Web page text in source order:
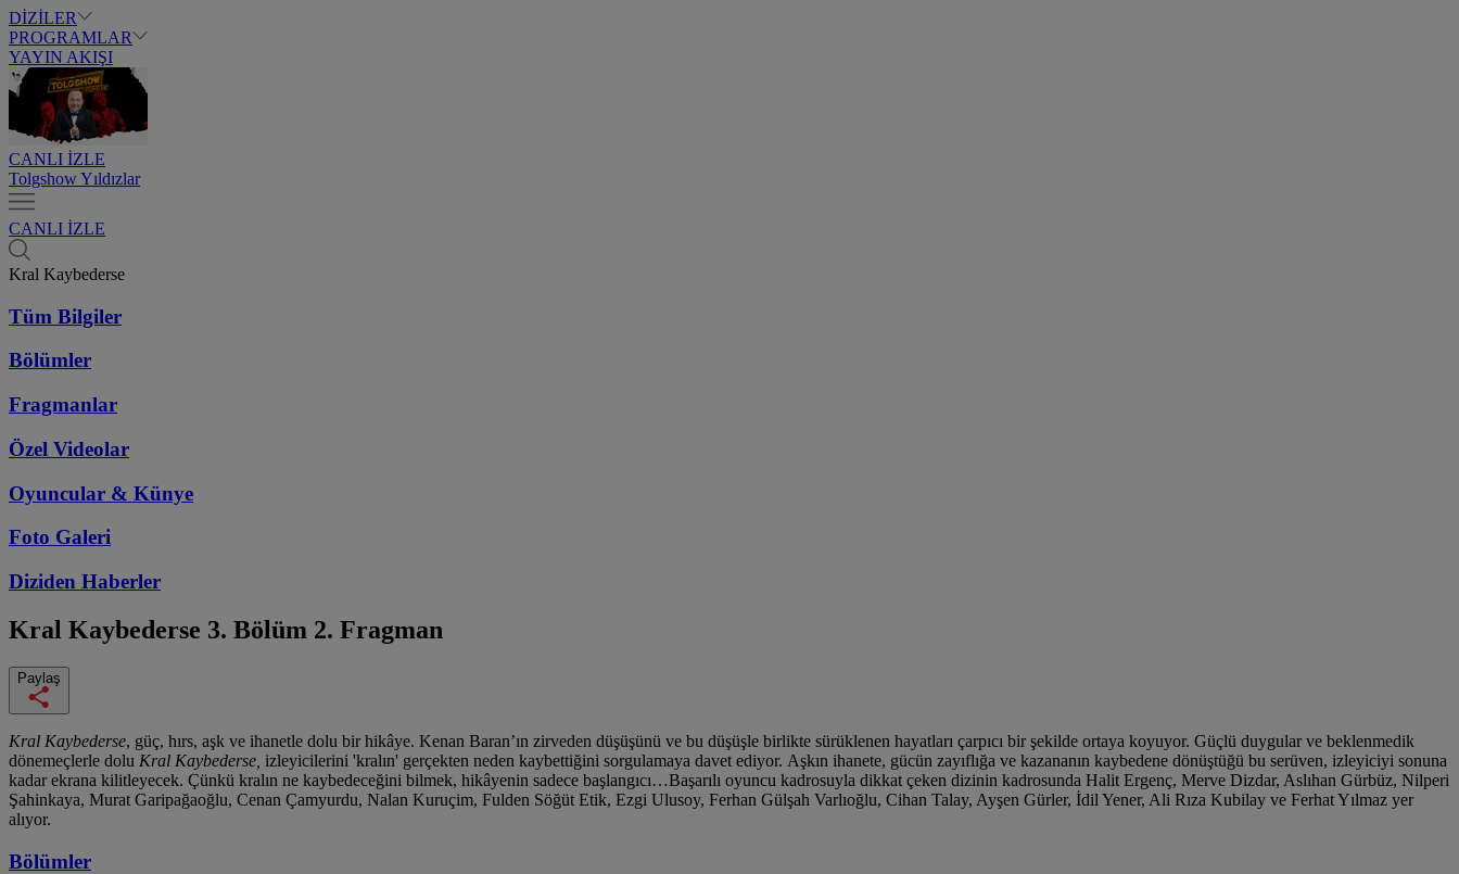
DİZİLER
PROGRAMLAR
YAYIN AKIŞI
CANLI İZLE
Tolgshow Yıldızlar
CANLI İZLE
Kral Kaybederse
Tüm Bilgiler
Bölümler
Fragmanlar
Özel Videolar
Oyuncular & Künye
Foto Galeri
Diziden Haberler
Kral Kaybederse 3. Bölüm 2. Fragman
Paylaş
Kral Kaybederse, güç, hırs, aşk ve ihanetle dolu bir hikâye. Kenan Baran’ın zirveden düşüşünü ve bu düşüşle birlikte sürüklenen hayatları çarpıcı bir şekilde ortaya koyuyor. Güçlü duygular ve beklenmedik
dönemeçlerle dolu Kral Kaybederse, izleyicilerini 'kralın' gerçekten neden kaybettiğini sorgulamaya davet ediyor. Aşkın ihanete, gücün zayıflığa ve kazananın kaybedene dönüştüğü bu serüven, izleyiciyi sonuna
kadar ekrana kilitleyecek. Çünkü kralın ne kaybedeceğini bilmek, hikâyenin sadece başlangıcı…Başarılı oyuncu kadrosuyla dikkat çeken dizinin kadrosunda Halit Ergenç, Merve Dizdar, Aslıhan Gürbüz, Nilperi
Şahinkaya, Murat Garipağaoğlu, Cenan Çamyurdu, Nalan Kuruçim, Fulden Söğüt Etik, Ezgi Ulusoy, Ferhan Gülşah Varlıoğlu, Cihan Talay, Ayşen Gürler, İdil Yener, Ali Rıza Kubilay ve Ferhat Yılmaz yer
alıyor.
Bölümler